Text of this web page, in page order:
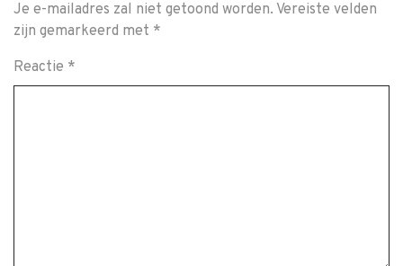
Je e-mailadres zal niet getoond worden. Vereiste velden
zijn gemarkeerd met *
Reactie *